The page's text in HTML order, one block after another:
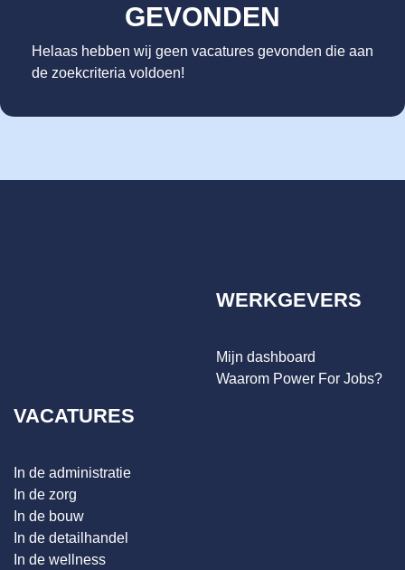
GEVONDEN
Helaas hebben wij geen vacatures gevonden die aan
de zoekcriteria voldoen!
WERKGEVERS
Mijn dashboard
Waarom Power For Jobs?
VACATURES
In de administratie
In de zorg
In de bouw
In de detailhandel
In de wellness